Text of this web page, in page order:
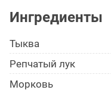
Ингредиенты
Тыква
Репчатый лук
Морковь